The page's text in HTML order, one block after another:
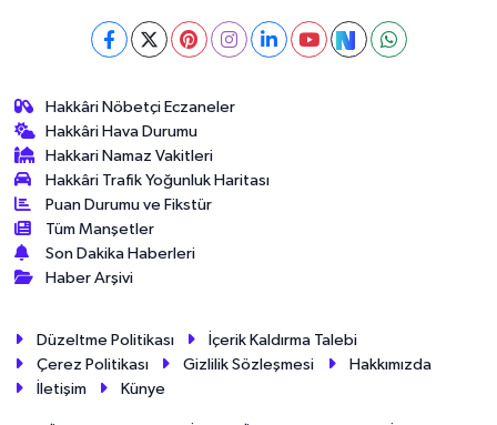
Hakkâri Nöbetçi Eczaneler
Hakkâri Hava Durumu
Hakkari Namaz Vakitleri
Hakkâri Trafik Yoğunluk Haritası
Puan Durumu ve Fikstür
Tüm Manşetler
Son Dakika Haberleri
Haber Arşivi
Düzeltme Politikası
İçerik Kaldırma Talebi
Çerez Politikası
Gizlilik Sözleşmesi
Hakkımızda
İletişim
Künye